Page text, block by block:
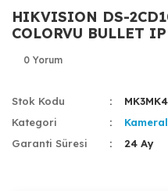
HIKVISION DS-
COLORVU BULLET IP
0 Yorum
Stok Kodu
Kategori
Garanti Süresi
24 Ay